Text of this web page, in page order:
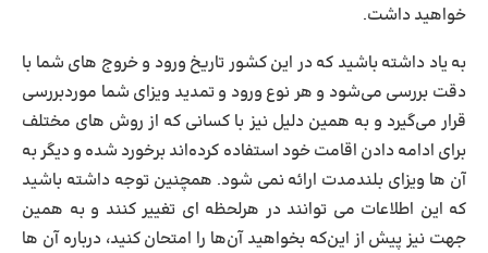
خواهید داشت.
به یاد داشته باشید که در این کشور تاریخ ورود و خروج ‌های شما با
دقت بررسی می‌شود و هر نوع ورود و تمدید ویزای شما موردبررسی
قرار می‌گیرد و به همین دلیل نیز با کسانی که از روش ‌های مختلف
برای ادامه دادن اقامت خود استفاده کرده‌اند برخورد شده و دیگر به
آن ‌ها ویزای بلندمدت ارائه نمی ‌شود. همچنین توجه داشته باشید
که این اطلاعات می ‌توانند در هرلحظه ‌ای تغییر کنند و به همین
جهت نیز پیش از این‌که بخواهید آن‌ها را امتحان کنید، درباره آن ‌ها